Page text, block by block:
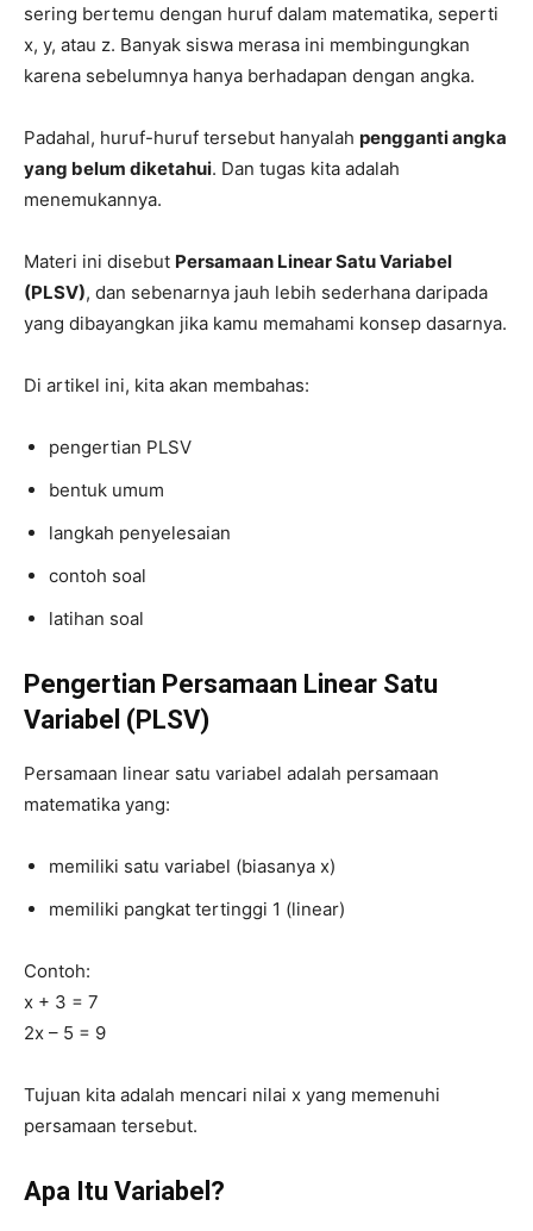
sering bertemu dengan huruf dalam matematika, seperti
x, y, atau z. Banyak siswa merasa ini membingungkan
karena sebelumnya hanya berhadapan dengan angka.
Padahal, huruf-huruf tersebut hanyalah pengganti angka
yang belum diketahui. Dan tugas kita adalah
menemukannya.
Materi ini disebut Persamaan Linear Satu Variabel
(PLSV), dan sebenarnya jauh lebih sederhana daripada
yang dibayangkan jika kamu memahami konsep dasarnya.
Di artikel ini, kita akan membahas:
pengertian PLSV
bentuk umum
langkah penyelesaian
contoh soal
latihan soal
Pengertian Persamaan Linear Satu
Variabel (PLSV)
Persamaan linear satu variabel adalah persamaan
matematika yang:
memiliki satu variabel (biasanya x)
memiliki pangkat tertinggi 1 (linear)
Contoh:
x + 3 = 7
2x – 5 = 9
Tujuan kita adalah mencari nilai x yang memenuhi
persamaan tersebut.
Apa Itu Variabel?